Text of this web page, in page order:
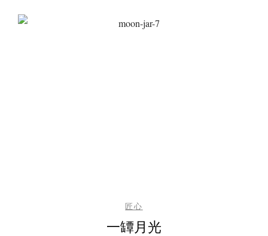
匠心
一罈月光